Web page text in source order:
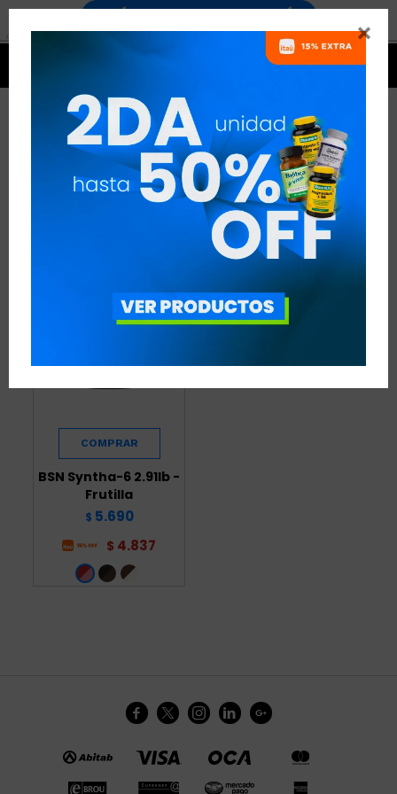

MATRIZ DE PROTEÍNAS - BOXEO
MATRIZ DE PROTEÍNAS DISCIPLINA:BOXEO
RECOMENDADOS
BSN Syntha-6 2.91lb -
Frutilla
$ 5.690
$ 4.837
    